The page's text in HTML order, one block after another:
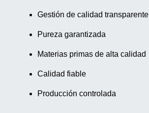
Gestión de calidad transparente
Pureza garantizada
Materias primas de alta calidad
Calidad fiable
Producción controlada